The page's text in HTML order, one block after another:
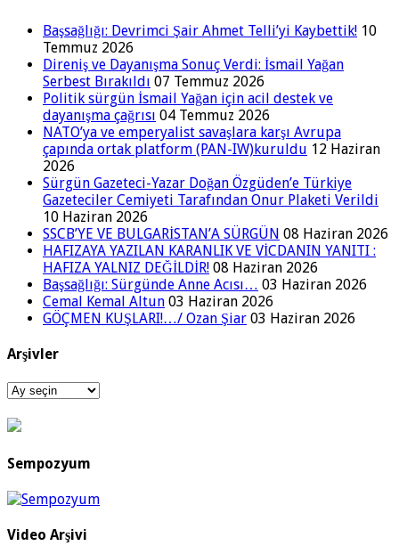
Başsağlığı: Devrimci Şair Ahmet Telli’yi Kaybettik! 10
Temmuz 2026
Direniş ve Dayanışma Sonuç Verdi: İsmail Yağan
Serbest Bırakıldı 07 Temmuz 2026
Politik sürgün İsmail Yağan için acil destek ve
dayanışma çağrısı 04 Temmuz 2026
NATO’ya ve emperyalist savaşlara karşı Avrupa
çapında ortak platform (PAN-IW)kuruldu 12 Haziran
2026
Sürgün Gazeteci-Yazar Doğan Özgüden’e Türkiye
Gazeteciler Cemiyeti Tarafından Onur Plaketi Verildi
10 Haziran 2026
SSCB’YE VE BULGARİSTAN’A SÜRGÜN 08 Haziran 2026
HAFIZAYA YAZILAN KARANLIK VE VİCDANIN YANITI :
HAFIZA YALNIZ DEĞİLDİR! 08 Haziran 2026
Başsağlığı: Sürgünde Anne Acısı… 03 Haziran 2026
Cemal Kemal Altun 03 Haziran 2026
GÖÇMEN KUŞLARI!…/ Ozan Şiar 03 Haziran 2026
Arşivler
Arşivler
Sempozyum
Video Arşivi